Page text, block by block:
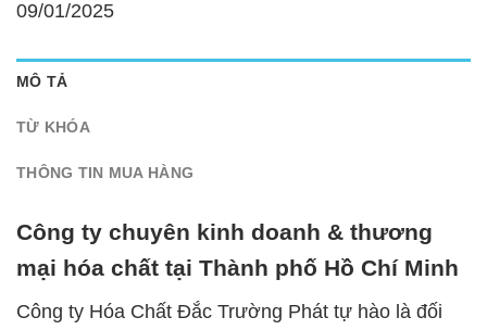
09/01/2025
MÔ TẢ
TỪ KHÓA
THÔNG TIN MUA HÀNG
Công ty chuyên kinh doanh & thương
mại hóa chất tại Thành phố Hồ Chí Minh
Công ty Hóa Chất Đắc Trường Phát tự hào là đối